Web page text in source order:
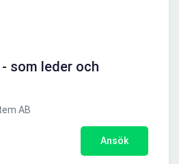
som leder och
AB
Ansök